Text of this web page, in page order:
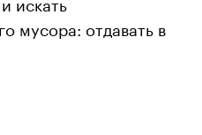
мусора: отдавать в